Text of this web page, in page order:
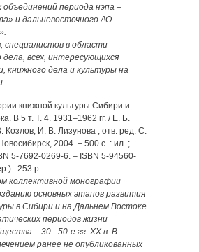
объединений периода нэпа –
и дальневосточного АО
специалистов в области
дела, всех, интересующихся
книжного дела и культуры на
книжной культуры Сибири и
В 5 т. Т. 4. 1931–1962 гг. / Е. Б.
Коз­лов, И. В. Лизунова ; отв. ред. С.
2004. – 500 с. : ил. ;
5-7692-0269-6. – ISBN 5-94560-
: 253 р.
коллективной монографии
основных этапов развития
в Сибири и на Дальнем Востоке
периодов жизни
– 30 –50-е гг. ХХ в. В
ранее не опубликованных